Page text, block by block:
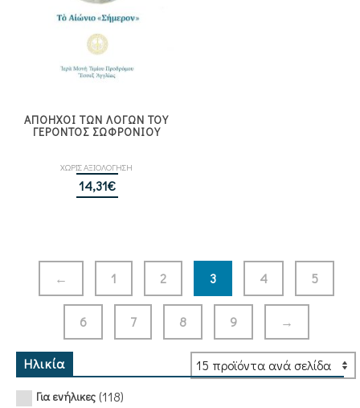
ΑΠΟΗΧΟΙ ΤΩΝ ΛΟΓΩΝ ΤΟΥ
ΓΕΡΟΝΤΟΣ ΣΩΦΡΟΝΙΟΥ
ΧΩΡΙΣ ΑΞΙΟΛΟΓΗΣΗ
14,31€
← 1 2 3 4 5
6 7 8 9 →
Ηλικία
Για ενήλικες (118)